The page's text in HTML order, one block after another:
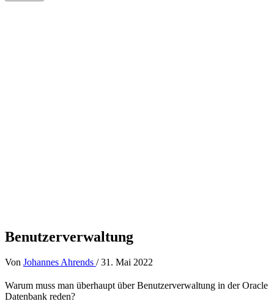
Benutzerverwaltung
Von Johannes Ahrends /31. Mai 2022
Warum muss man überhaupt über Benutzerverwaltung in der Oracle
Datenbank reden?